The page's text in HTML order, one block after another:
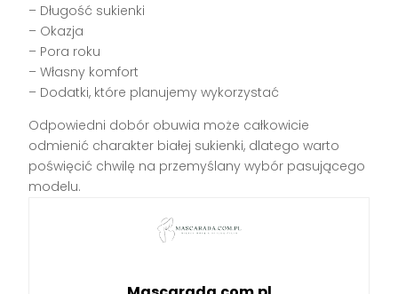
– Długość sukienki
– Okazja
– Pora roku
– Własny komfort
– Dodatki, które planujemy wykorzystać
Odpowiedni dobór obuwia może całkowicie
odmienić charakter białej sukienki, dlatego warto
poświęcić chwilę na przemyślany wybór pasującego
modelu.